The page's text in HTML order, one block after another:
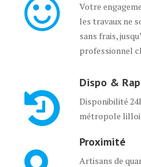
Votre
les travaux ne
sans frais,
professionnel
Dispo &
Disponibilité
métropole
Proximité
Artisans de